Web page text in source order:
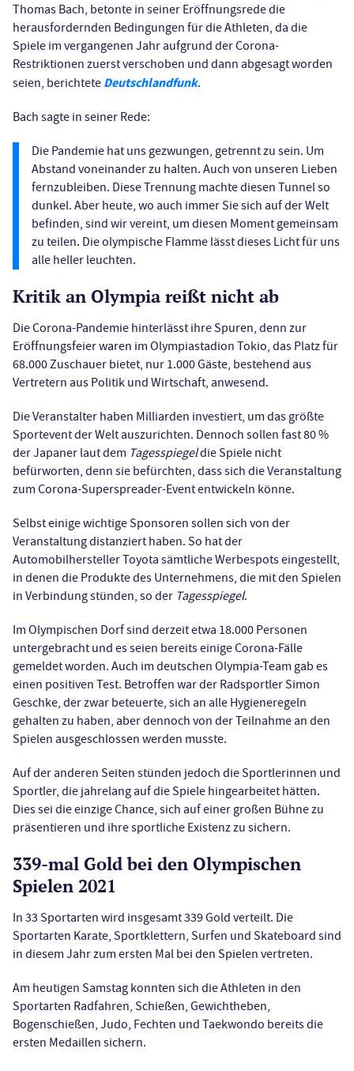
Thomas Bach, betonte in seiner Eröffnungsrede die
herausfordernden Bedingungen für die Athleten, da die
Spiele im vergangenen Jahr aufgrund der Corona-
Restriktionen zuerst verschoben und dann abgesagt worden
seien, berichtete Deutschlandfunk.
Bach sagte in seiner Rede:
Die Pandemie hat uns gezwungen, getrennt zu sein. Um
Abstand voneinander zu halten. Auch von unseren Lieben
fernzubleiben. Diese Trennung machte diesen Tunnel so
dunkel. Aber heute, wo auch immer Sie sich auf der Welt
befinden, sind wir vereint, um diesen Moment gemeinsam
zu teilen. Die olympische Flamme lässt dieses Licht für uns
alle heller leuchten.
Kritik an Olympia reißt nicht ab
Die Corona-Pandemie hinterlässt ihre Spuren, denn zur
Eröffnungsfeier waren im Olympiastadion Tokio, das Platz für
68.000 Zuschauer bietet, nur 1.000 Gäste, bestehend aus
Vertretern aus Politik und Wirtschaft, anwesend.
Die Veranstalter haben Milliarden investiert, um das größte
Sportevent der Welt auszurichten. Dennoch sollen fast 80 %
der Japaner laut dem Tagesspiegeldie Spiele nicht
befürworten, denn sie befürchten, dass sich die Veranstaltung
zum Corona-Superspreader-Event entwickeln könne.
Selbst einige wichtige Sponsoren sollen sich von der
Veranstaltung distanziert haben. So hat der
Automobilhersteller Toyota sämtliche Werbespots eingestellt,
in denen die Produkte des Unternehmens, die mit den Spielen
in Verbindung stünden, so der Tagesspiegel.
Im Olympischen Dorf sind derzeit etwa 18.000 Personen
untergebracht und es seien bereits einige Corona-Fälle
gemeldet worden. Auch im deutschen Olympia-Team gab es
einen positiven Test. Betroffen war der Radsportler Simon
Geschke, der zwar beteuerte, sich an alle Hygieneregeln
gehalten zu haben, aber dennoch von der Teilnahme an den
Spielen ausgeschlossen werden musste.
Auf der anderen Seiten stünden jedoch die Sportlerinnen und
Sportler, die jahrelang auf die Spiele hingearbeitet hätten.
Dies sei die einzige Chance, sich auf einer großen Bühne zu
präsentieren und ihre sportliche Existenz zu sichern.
339-mal Gold bei den Olympischen
Spielen 2021
In 33 Sportarten wird insgesamt 339 Gold verteilt. Die
Sportarten Karate, Sportklettern, Surfen und Skateboard sind
in diesem Jahr zum ersten Mal bei den Spielen vertreten.
Am heutigen Samstag konnten sich die Athleten in den
Sportarten Radfahren, Schießen, Gewichtheben,
Bogenschießen, Judo, Fechten und Taekwondo bereits die
ersten Medaillen sichern.